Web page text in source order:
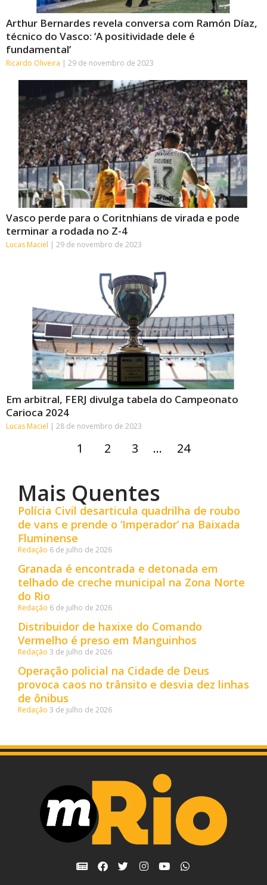
Arthur Bernardes revela conversa com Ramón Díaz,
técnico do Vasco: ‘A positividade dele é
fundamental’
Ricardo Oliveira 29 de novembro de 2023
Vasco perde para o Coritnhians de virada e pode
terminar a rodada no Z-4
Lucas Maciel 29 de novembro de 2023
Em arbitral, FERJ divulga tabela do Campeonato
Carioca 2024
Lucas Maciel 28 de novembro de 2023
1 2 3 … 24
Mais Quentes
Polícia Civil desarticula quadrilha de roubo
de vans e prende o ‘Imperador’ na Baixada
Fluminense
Redação 6 de julho de 2026
Granada é encontrada e detonada em
telhado de creche municipal na Zona Norte
do Rio
Redação 6 de julho de 2026
Distribuidor de haxixe do Comando
Vermelho é preso em Manguinhos
Redação 3 de julho de 2026
Operação policial na Cidade de Deus
provoca caos no trânsito e desvia dez linhas
de ônibus
Redação 3 de julho de 2026